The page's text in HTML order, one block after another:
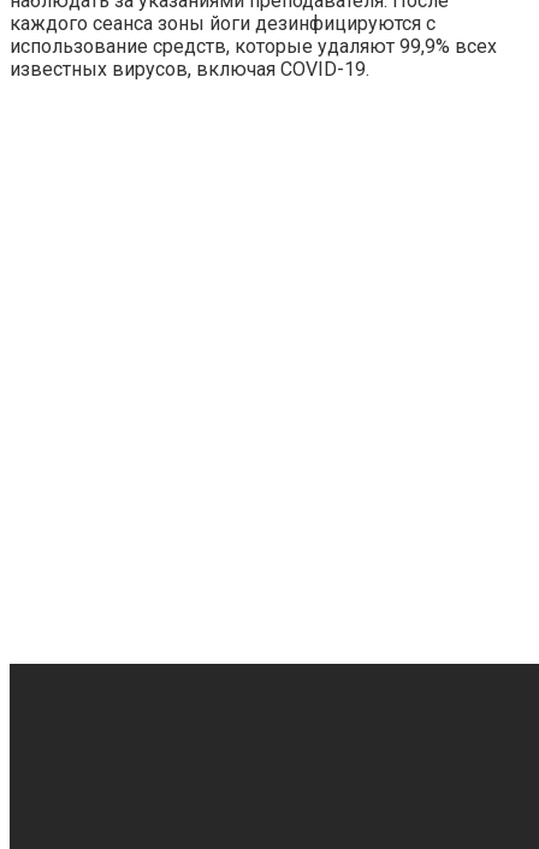
каждого сеанса зоны йоги дезинфицируются с
использование средств, которые удаляют 99,9% всех
известных вирусов, включая COVID-19.